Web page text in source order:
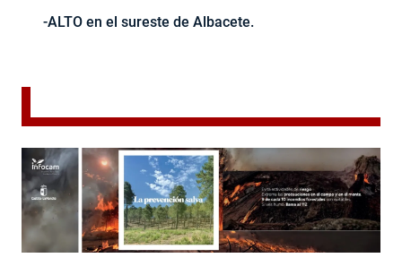
-ALTO en el sureste de Albacete.